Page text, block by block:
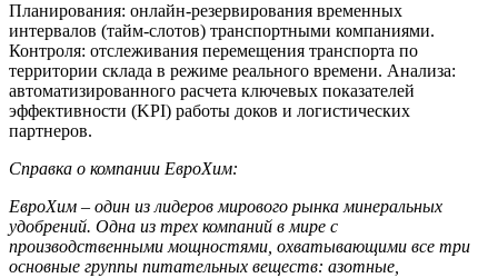
Планирования: онлайн-резервирования временных
интервалов (тайм-слотов) транспортными компаниями.
Контроля: отслеживания перемещения транспорта по
территории склада в режиме реального времени. Анализа:
автоматизированного расчета ключевых показателей
эффективности (KPI) работы доков и логистических
партнеров.
Справка о компании ЕвроХим:
ЕвроХим – один из лидеров мирового рынка минеральных
удобрений. Одна из трех компаний в мире с
производственными мощностями, охватывающими все три
основные группы питательных веществ: азотные,